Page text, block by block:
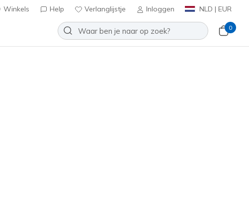
Winkels Help Verlanglijstje Inloggen NLD | EUR
0